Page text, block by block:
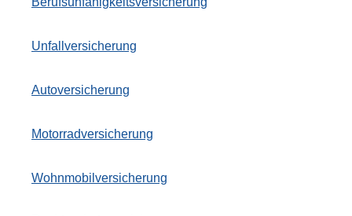
Unfall­ver­si­che­rung
Auto­ver­si­che­rung
Motor­rad­ver­sicherung
Wohnmobilversicherung